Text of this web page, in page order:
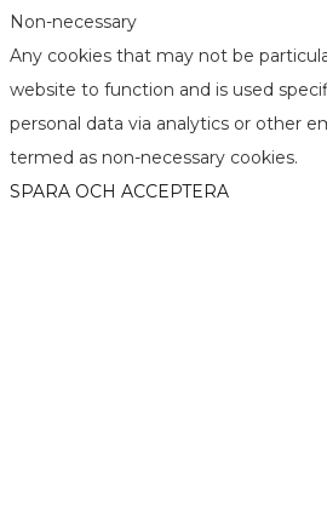
Non-necessary
Any cookies that may not be
website to function and is used
personal data via analytics or other
termed as non-necessary cookies.
SPARA OCH ACCEPTERA